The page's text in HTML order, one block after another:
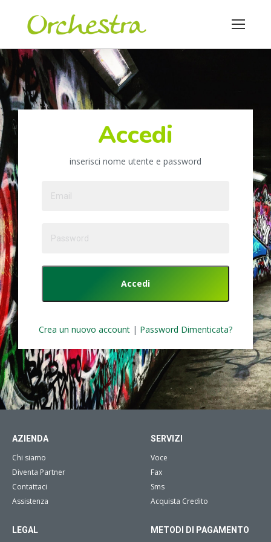
Accedi
inserisci nome utente e password
Crea un nuovo account | Password Dimenticata?
AZIENDA
Chi siamo
Diventa Partner
Contattaci
Assistenza
SERVIZI
Voce
Fax
Sms
Acquista Credito
LEGAL METODI DI PAGAMENTO